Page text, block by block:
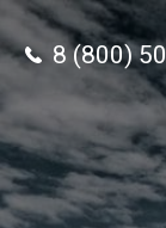
8 (800)